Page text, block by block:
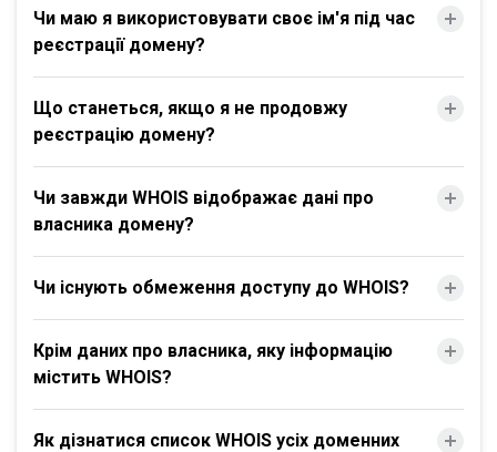
Чи маю я використовувати своє ім'я під час
реєстрації домену?
Що станеться, якщо я не продовжу
реєстрацію домену?
Чи завжди WHOIS відображає дані про
власника домену?
Чи існують обмеження доступу до WHOIS?
Крім даних про власника, яку інформацію
містить WHOIS?
Як дізнатися список WHOIS усіх доменних